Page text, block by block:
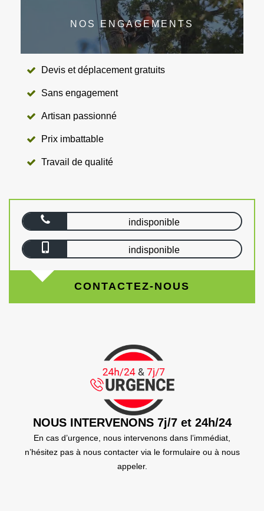
NOS ENGAGEMENTS
Devis et déplacement gratuits
Sans engagement
Artisan passionné
Prix imbattable
Travail de qualité
indisponible
indisponible
CONTACTEZ-NOUS
NOUS INTERVENONS 7j/7 et 24h/24
En cas d’urgence, nous intervenons dans l’immédiat,
n’hésitez pas à nous contacter via le formulaire ou à nous
appeler.